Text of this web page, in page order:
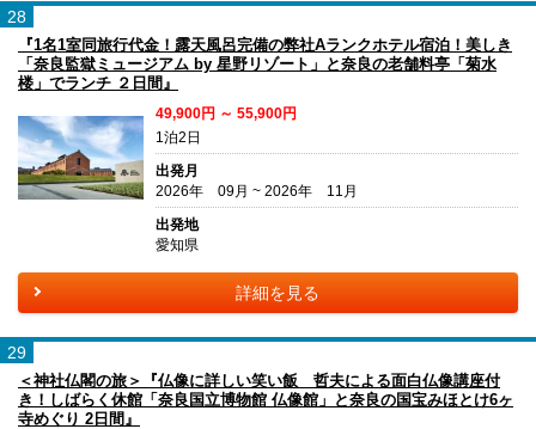
28
『1名1室同旅行代金！露天風呂完備の弊社Aランクホテル宿泊！美しき
「奈良監獄ミュージアム by 星野リゾート」と奈良の老舗料亭「菊水
楼」でランチ ２日間』
49,900円 ～ 55,900円
1泊2日
出発月
2026年 09月 ~ 2026年 11月
出発地
愛知県
詳細を見る
29
＜神社仏閣の旅＞『仏像に詳しい笑い飯 哲夫による面白仏像講座付
き！しばらく休館「奈良国立博物館 仏像館」と奈良の国宝みほとけ6ヶ
寺めぐり 2日間』